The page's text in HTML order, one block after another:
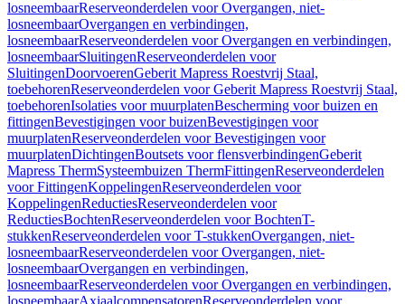
losneembaarReserveonderdelen voor Overgangen, niet-
losneembaarOvergangen en verbindingen,
losneembaarReserveonderdelen voor Overgangen en verbindingen,
losneembaarSluitingenReserveonderdelen voor
SluitingenDoorvoerenGeberit Mapress Roestvrij Staal,
toebehorenReserveonderdelen voor Geberit Mapress Roestvrij Staal,
toebehorenIsolaties voor muurplatenBescherming voor buizen en
fittingenBevestigingen voor buizenBevestigingen voor
muurplatenReserveonderdelen voor Bevestigingen voor
muurplatenDichtingenBoutsets voor flensverbindingenGeberit
Mapress ThermSysteembuizen ThermFittingenReserveonderdelen
voor FittingenKoppelingenReserveonderdelen voor
KoppelingenReductiesReserveonderdelen voor
ReductiesBochtenReserveonderdelen voor BochtenT-
stukkenReserveonderdelen voor T-stukkenOvergangen, niet-
losneembaarReserveonderdelen voor Overgangen, niet-
losneembaarOvergangen en verbindingen,
losneembaarReserveonderdelen voor Overgangen en verbindingen,
losneembaarAxiaalcompensatorenReserveonderdelen voor